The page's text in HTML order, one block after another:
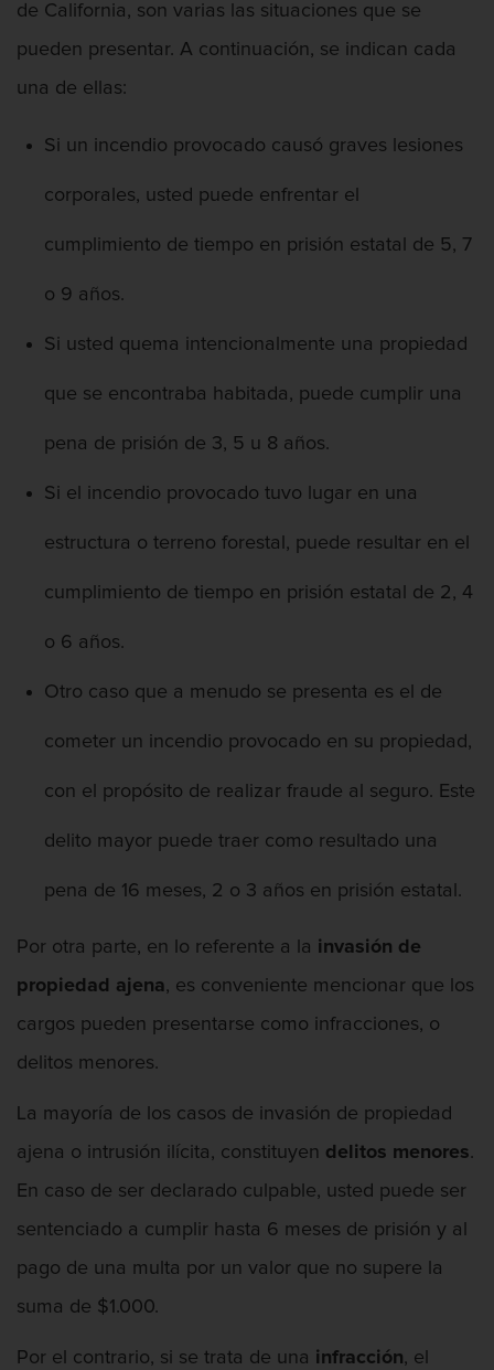
de California, son varias las situaciones que se
pueden presentar. A continuación, se indican cada
una de ellas:
Si un incendio provocado causó graves lesiones
corporales, usted puede enfrentar el
cumplimiento de tiempo en prisión estatal de 5, 7
o 9 años.
Si usted quema intencionalmente una propiedad
que se encontraba habitada, puede cumplir una
pena de prisión de 3, 5 u 8 años.
Si el incendio provocado tuvo lugar en una
estructura o terreno forestal, puede resultar en el
cumplimiento de tiempo en prisión estatal de 2, 4
o 6 años.
Otro caso que a menudo se presenta es el de
cometer un incendio provocado en su propiedad,
con el propósito de realizar fraude al seguro. Este
delito mayor puede traer como resultado una
pena de 16 meses, 2 o 3 años en prisión estatal.
Por otra parte, en lo referente a la invasión de
propiedad ajena, es conveniente mencionar que los
cargos pueden presentarse como infracciones, o
delitos menores.
La mayoría de los casos de invasión de propiedad
ajena o intrusión ilícita, constituyen delitos menores.
En caso de ser declarado culpable, usted puede ser
sentenciado a cumplir hasta 6 meses de prisión y al
pago de una multa por un valor que no supere la
suma de $1.000.
Por el contrario, si se trata de una infracción, el